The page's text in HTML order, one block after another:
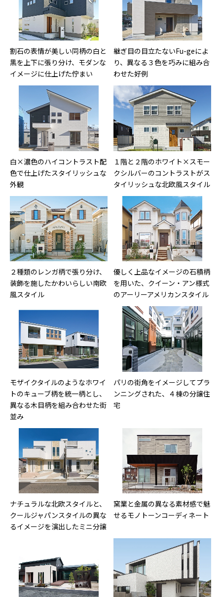
割石の表情が美しい同柄の白と
黒を上下に張り分け、モダンな
イメージに仕上げた佇まい
継ぎ目の目立たないFu-geによ
り、異なる３色を巧みに組み合
わせた好例
白×濃色のハイコントラスト配
色で仕上げたスタイリッシュな
外観
１階と２階のホワイト×スモー
クシルバーのコントラストがス
タイリッシュな北欧風スタイル
２種類のレンガ柄で張り分け、
装飾を施したかわいらしい南欧
風スタイル
優しく上品なイメージの石積柄
を用いた、クイーン・アン様式
のアーリーアメリカンスタイル
モザイクタイルのようなホワイ
トのキューブ柄を統一柄とし、
異なる木目柄を組み合わせた街
並み
パリの街角をイメージしてプラ
ンニングされた、４棟の分譲住
宅
ナチュラルな北欧スタイルと、
クールジャパンスタイルの異な
るイメージを演出したミニ分譲
窯業と金属の異なる素材感で魅
せるモノトーンコーディネート